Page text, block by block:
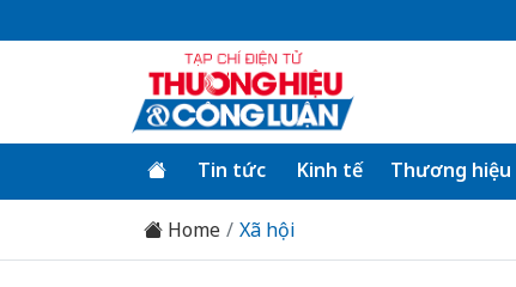
Tin tức Kinh tế Thương hiệu
Home Xã hội